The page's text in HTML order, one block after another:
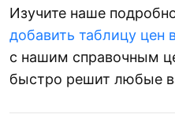
Изучите наше
добавить таблицу цен
с нашим справочным
быстро решит любые